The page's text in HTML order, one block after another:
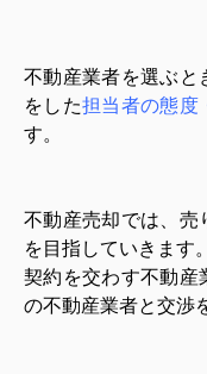
不動産業者を選ぶと
をした担当者の態度
す。
不動産売却では、売
を目指していきます。
契約を交わす不動産
の不動産業者と交渉